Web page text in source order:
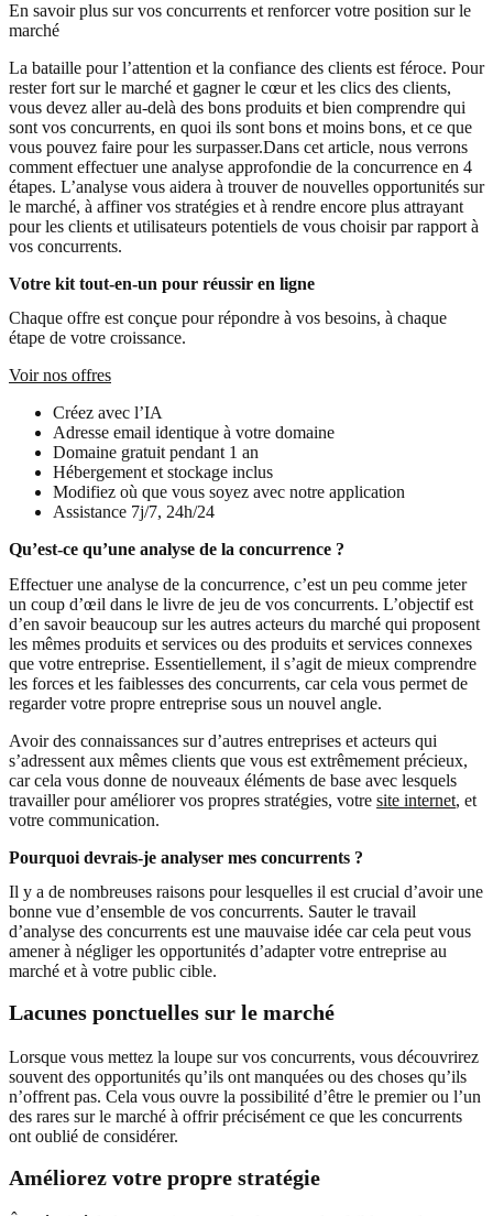
En savoir plus sur vos concurrents et renforcer votre position sur le
marché
La bataille pour l’attention et la confiance des clients est féroce. Pour
rester fort sur le marché et gagner le cœur et les clics des clients,
vous devez aller au-delà des bons produits et bien comprendre qui
sont vos concurrents, en quoi ils sont bons et moins bons, et ce que
vous pouvez faire pour les surpasser.Dans cet article, nous verrons
comment effectuer une analyse approfondie de la concurrence en 4
étapes. L’analyse vous aidera à trouver de nouvelles opportunités sur
le marché, à affiner vos stratégies et à rendre encore plus attrayant
pour les clients et utilisateurs potentiels de vous choisir par rapport à
vos concurrents.
Votre kit tout-en-un pour réussir en ligne
Chaque offre est conçue pour répondre à vos besoins, à chaque
étape de votre croissance.
Voir nos offres
Créez avec l’IA
Adresse email identique à votre domaine
Domaine gratuit pendant 1 an
Hébergement et stockage inclus
Modifiez où que vous soyez avec notre application
Assistance 7j/7, 24h/24
Qu’est-ce qu’une analyse de la concurrence ?
Effectuer une analyse de la concurrence, c’est un peu comme jeter
un coup d’œil dans le livre de jeu de vos concurrents. L’objectif est
d’en savoir beaucoup sur les autres acteurs du marché qui proposent
les mêmes produits et services ou des produits et services connexes
que votre entreprise. Essentiellement, il s’agit de mieux comprendre
les forces et les faiblesses des concurrents, car cela vous permet de
regarder votre propre entreprise sous un nouvel angle.
Avoir des connaissances sur d’autres entreprises et acteurs qui
s’adressent aux mêmes clients que vous est extrêmement précieux,
car cela vous donne de nouveaux éléments de base avec lesquels
travailler pour améliorer vos propres stratégies, votre site internet, et
votre communication.
Pourquoi devrais-je analyser mes concurrents ?
Il y a de nombreuses raisons pour lesquelles il est crucial d’avoir une
bonne vue d’ensemble de vos concurrents. Sauter le travail
d’analyse des concurrents est une mauvaise idée car cela peut vous
amener à négliger les opportunités d’adapter votre entreprise au
marché et à votre public cible.
Lacunes ponctuelles sur le marché
Lorsque vous mettez la loupe sur vos concurrents, vous découvrirez
souvent des opportunités qu’ils ont manquées ou des choses qu’ils
n’offrent pas. Cela vous ouvre la possibilité d’être le premier ou l’un
des rares sur le marché à offrir précisément ce que les concurrents
ont oublié de considérer.
Améliorez votre propre stratégie